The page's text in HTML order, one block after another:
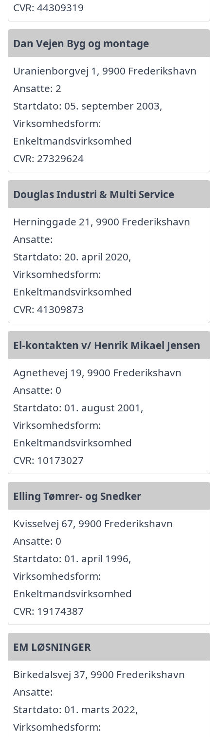
CVR: 44309319
Dan Vejen Byg og montage
Uranienborgvej 1, 9900 Frederikshavn
Ansatte: 2
Startdato: 05. september 2003,
Virksomhedsform:
Enkeltmandsvirksomhed
CVR: 27329624
Douglas Industri & Multi Service
Herninggade 21, 9900 Frederikshavn
Ansatte:
Startdato: 20. april 2020,
Virksomhedsform:
Enkeltmandsvirksomhed
CVR: 41309873
El-kontakten v/ Henrik Mikael Jensen
Agnethevej 19, 9900 Frederikshavn
Ansatte: 0
Startdato: 01. august 2001,
Virksomhedsform:
Enkeltmandsvirksomhed
CVR: 10173027
Elling Tømrer- og Snedker
Kvisselvej 67, 9900 Frederikshavn
Ansatte: 0
Startdato: 01. april 1996,
Virksomhedsform:
Enkeltmandsvirksomhed
CVR: 19174387
EM LØSNINGER
Birkedalsvej 37, 9900 Frederikshavn
Ansatte:
Startdato: 01. marts 2022,
Virksomhedsform: